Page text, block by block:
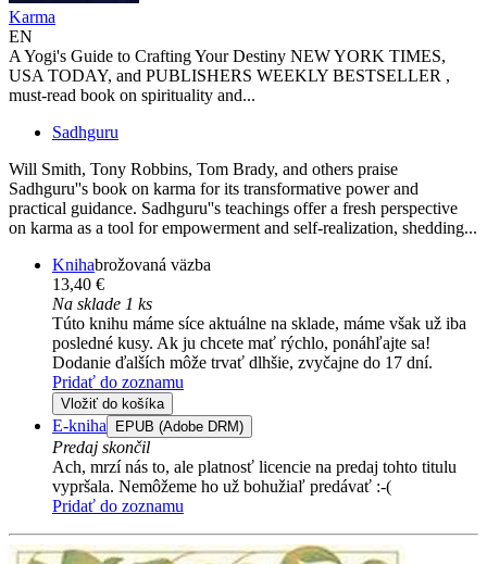
Karma
EN
A Yogi's Guide to Crafting Your Destiny NEW YORK TIMES,
USA TODAY, and PUBLISHERS WEEKLY BESTSELLER ,
must-read book on spirituality and...
Sadhguru
Will Smith, Tony Robbins, Tom Brady, and others praise
Sadhguru''s book on karma for its transformative power and
practical guidance. Sadhguru''s teachings offer a fresh perspective
on karma as a tool for empowerment and self-realization, shedding...
Knihabrožovaná väzba
13,40 €
Na sklade 1 ks
Túto knihu máme síce aktuálne na sklade, máme však už iba
posledné kusy. Ak ju chcete mať rýchlo, ponáhľajte sa!
Dodanie ďalších môže trvať dlhšie, zvyčajne do 17 dní.
Pridať do zoznamu
Vložiť do košíka
E-kniha EPUB (Adobe DRM)
Predaj skončil
Ach, mrzí nás to, ale platnosť licencie na predaj tohto titulu
vypršala. Nemôžeme ho už bohužiaľ predávať :-(
Pridať do zoznamu